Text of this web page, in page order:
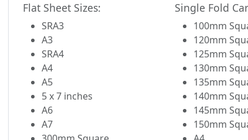
Flat Sheet Sizes:
SRA3
A3
SRA4
A4
A5
5 x 7 inches
A6
A7
Single Fold
100mm
120mm
125mm
130mm
135mm
140mm
145mm
150mm